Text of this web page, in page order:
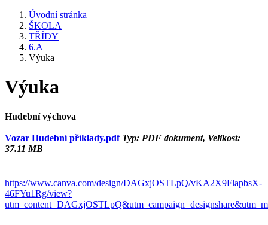
Úvodní stránka
ŠKOLA
TŘÍDY
6.A
Výuka
Výuka
Hudební výchova
Vozar Hudební příklady.pdfTyp: PDF dokument, Velikost:
37.11 MB
https://www.canva.com/design/DAGxjOSTLpQ/vKA2X9FlapbsX-
46FYu1Rg/view?